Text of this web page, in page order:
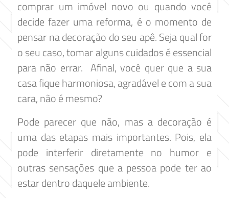
comprar um imóvel novo ou quando você
decide fazer uma reforma, é o momento de
pensar na decoração do seu apê. Seja qual for
o seu caso, tomar alguns cuidados é essencial
para não errar. Afinal, você quer que a sua
casa fique harmoniosa, agradável e com a sua
cara, não é mesmo?
Pode parecer que não, mas a decoração é
uma das etapas mais importantes. Pois, ela
pode interferir diretamente no humor e
outras sensações que a pessoa pode ter ao
estar dentro daquele ambiente.